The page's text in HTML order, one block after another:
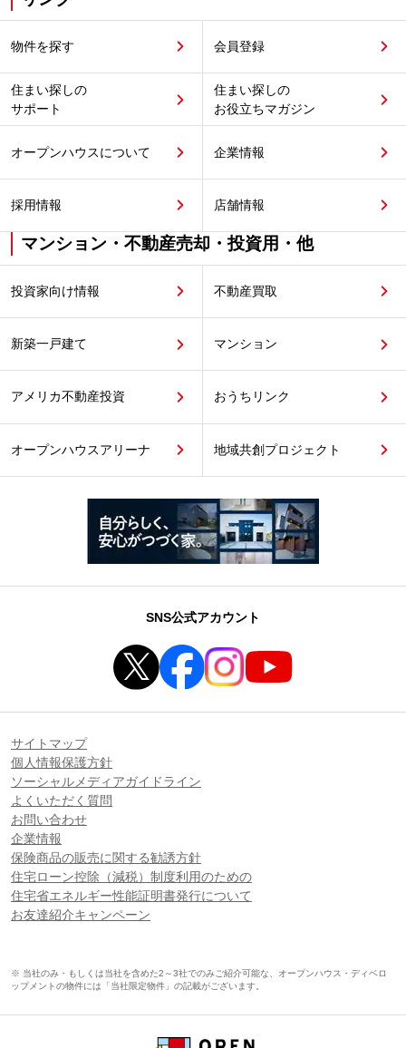
物件を探す 会員登録
住まい探しの
サポート
住まい探しの
お役立ちマガジン
オープンハウスについて 企業情報
採用情報 店舗情報
マンション・不動産売却・投資用・他
投資家向け情報 不動産買取
新築一戸建て マンション
アメリカ不動産投資 おうちリンク
オープンハウスアリーナ 地域共創プロジェクト
SNS公式アカウント
サイトマップ
個人情報保護方針
ソーシャルメディアガイドライン
よくいただく質問
お問い合わせ
企業情報
保険商品の販売に関する勧誘方針
住宅ローン控除（減税）制度利用のための
住宅省エネルギー性能証明書発行について
お友達紹介キャンペーン
※ 当社のみ・もしくは当社を含めた2～3社でのみご紹介可能な、オープンハウス・ディベロ
ップメントの物件には「当社限定物件」の記載がございます。